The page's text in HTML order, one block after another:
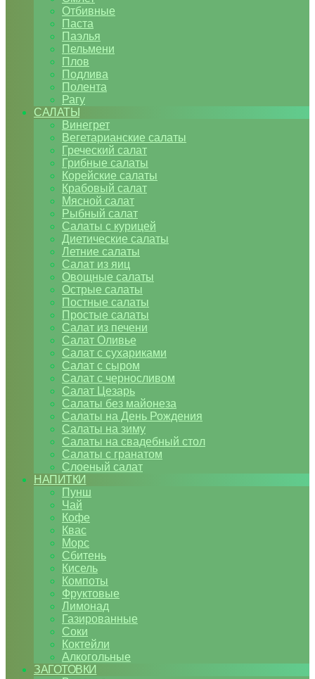
Отбивные
Паста
Паэлья
Пельмени
Плов
Подлива
Полента
Рагу
САЛАТЫ
Винегрет
Вегетарианские салаты
Греческий салат
Грибные салаты
Корейские салаты
Крабовый салат
Мясной салат
Рыбный салат
Салаты с курицей
Диетические салаты
Летние салаты
Салат из яиц
Овощные салаты
Острые салаты
Постные салаты
Простые салаты
Салат из печени
Салат Оливье
Салат с сухариками
Салат с сыром
Салат с черносливом
Салат Цезарь
Салаты без майонеза
Салаты на День Рождения
Салаты на зиму
Салаты на свадебный стол
Салаты с гранатом
Слоеный салат
НАПИТКИ
Пунш
Чай
Кофе
Квас
Морс
Сбитень
Кисель
Компоты
Фруктовые
Лимонад
Газированные
Соки
Коктейли
Алкогольные
ЗАГОТОВКИ